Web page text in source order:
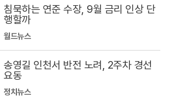
침묵하는 연준 수장, 9월 금리 인상 단
행할까
월드뉴스
송영길 인천서 반전 노려, 2주차 경선
요동
정치뉴스